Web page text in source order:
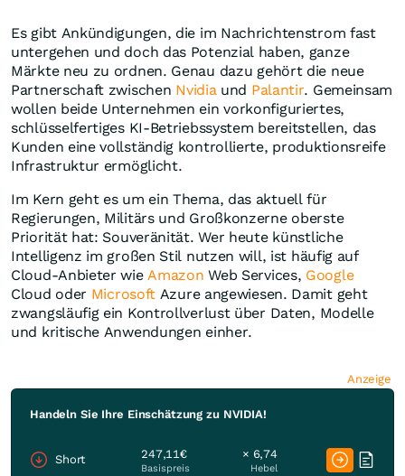
Es gibt Ankündigungen, die im Nachrichtenstrom fast
untergehen und doch das Potenzial haben, ganze
Märkte neu zu ordnen. Genau dazu gehört die neue
Partnerschaft zwischen Nvidiaund Palantir. Gemeinsam
wollen beide Unternehmen ein vorkonfiguriertes,
schlüsselfertiges KI-Betriebssystem bereitstellen, das
Kunden eine vollständig kontrollierte, produktionsreife
Infrastruktur ermöglicht.
Im Kern geht es um ein Thema, das aktuell für
Regierungen, Militärs und Großkonzerne oberste
Priorität hat: Souveränität. Wer heute künstliche
Intelligenz im großen Stil nutzen will, ist häufig auf
Cloud-Anbieter wieAmazon Web Services, Google
Cloud oder Microsoft Azure angewiesen. Damit geht
zwangsläufig ein Kontrollverlust über Daten, Modelle
und kritische Anwendungen einher.
Anzeige
Handeln Sie Ihre Einschätzung zu NVIDIA!
Short 247,11€
Basispreis
× 6,74
Hebel